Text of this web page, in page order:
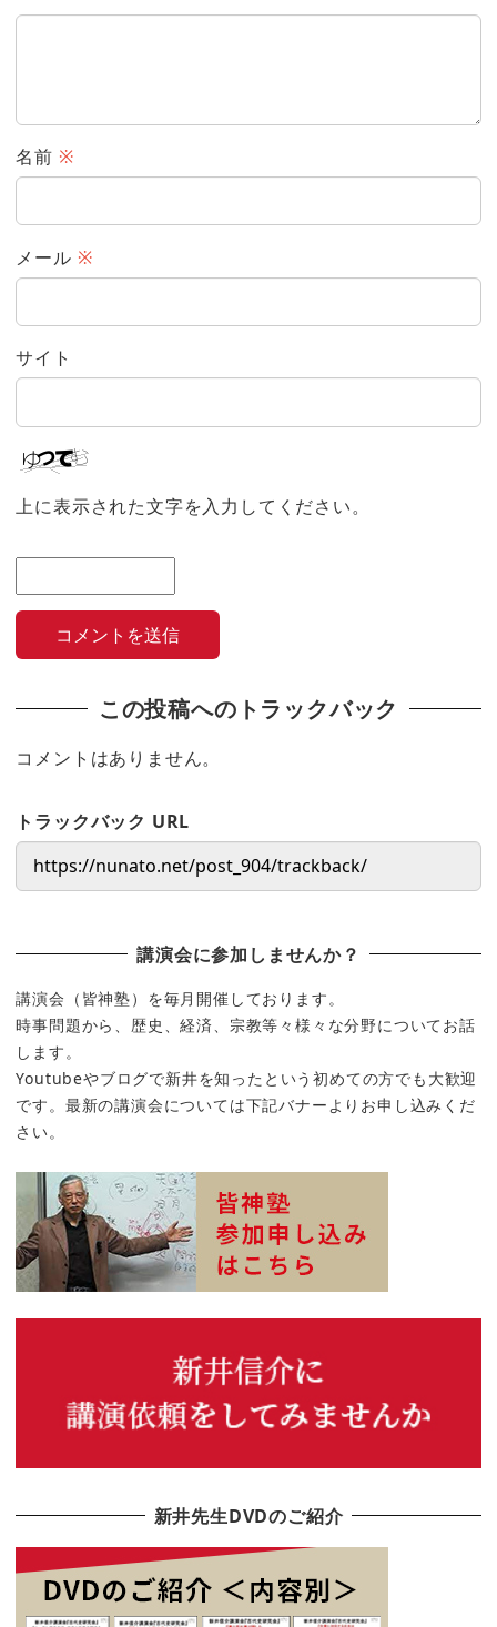
名前 ※
メール ※
サイト
上に表示された文字を入力してください。
この投稿へのトラックバック
コメントはありません。
トラックバック URL
講演会に参加しませんか？
講演会（皆神塾）を毎月開催しております。
時事問題から、歴史、経済、宗教等々様々な分野についてお話
します。
Youtubeやブログで新井を知ったという初めての方でも大歓迎
です。最新の講演会については下記バナーよりお申し込みくだ
さい。
新井先生DVDのご紹介